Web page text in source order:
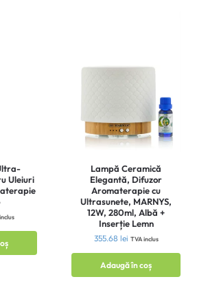
Uleiuri
Lampă Ceramică
Elegantă, Difuzor
Aromaterapie cu
Ultrasunete, MARNYS,
12W, 280ml, Albă +
Inserție Lemn
355.68 lei TVA inclus
Adaugă în coș